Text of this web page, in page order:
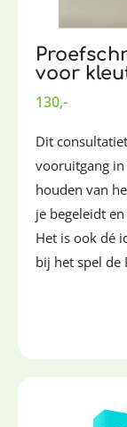
voor
130,-
Dit
vooruitgang
houden van
je begeleidt
Het is ook dé
bij het spel de